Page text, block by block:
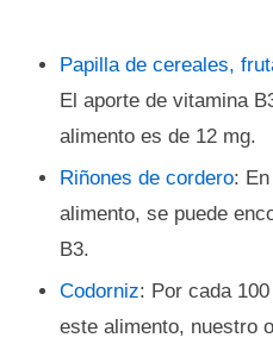
Papilla de cereales,
El aporte de vitamina
alimento es de 12 mg.
Riñones de cordero:
alimento, se puede
B3.
Codorniz: Por cada
este alimento, nuestro